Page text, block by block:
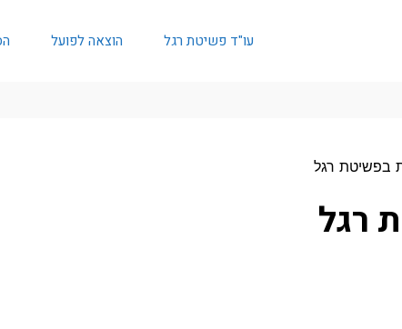
עו"ד פשיטת רגל הוצאה לפועל
בפשיטת רגל
רגל